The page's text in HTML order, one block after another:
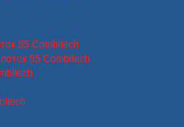
S5 Combitech
S5 Combitech